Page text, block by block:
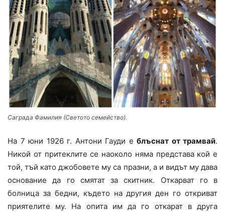
Саграда Фамилия (Светото семейство).
На 7 юни 1926 г. Антони Гауди е блъснат от трамвай.
Никой от притеклите се наоколо няма представа кой е
той, тъй като джобовете му са празни, а и видът му дава
основание да го смятат за скитник. Откарват го в
болница за бедни, където на другия ден го откриват
приятелите му. На опита им да го откарат в друга